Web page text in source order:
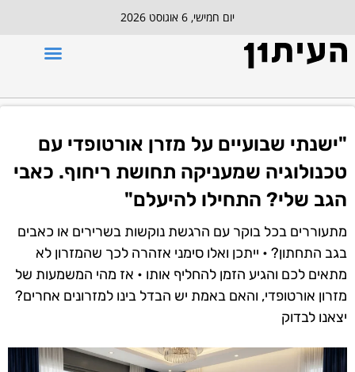
יום חמישי, 6 אוגוסט 2026
"ישנתי שבועיים על מזרן אורטופדי עם
טכנולוגיה שמעניקה תחושת ריחוף. כאבי
הגב שלי? התחילו להיעלם"
מתעוררים בכל בוקר עם הרגשת נוקשות בשרירים או כאבים
בגב התחתון? • ייתכן ואלו סימני אזהרה לכך שהמזרון לא
מתאים לכם והגיע הזמן להחליף אותו • אז מהי המשמעות של
מזרון אורטופדי, והאם באמת יש הבדל בינו למזרונים אחרים?
יצאנו לבדוק